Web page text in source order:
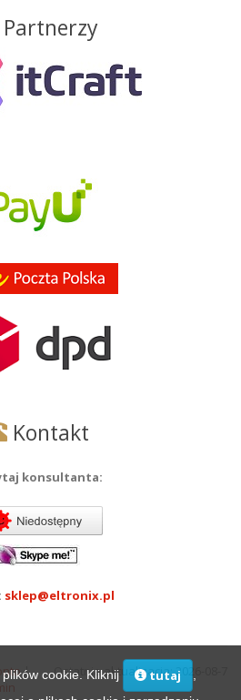
Kontakt
konsultanta:
sklep@eltronix.pl
Ostatnia aktualizacja: 2026-08-7
|
cookie. Kliknij tutaj